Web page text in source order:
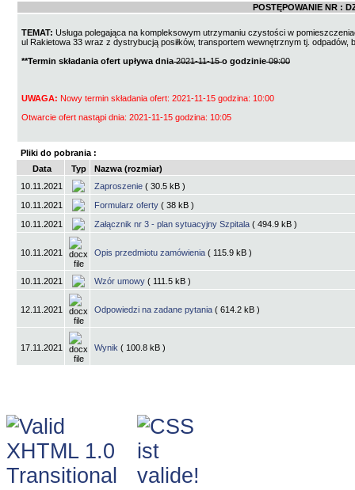
POSTĘPOWANIE NR :
TEMAT: Usługa polegająca na kompleksowym utrzymaniu czystości w
ul Rakietowa 33 wraz z dystrybucją posiłków, transportem wewnętrznym tj. odpadów,
**Termin składania ofert upływa dnia2021-11-15o godzinie09:00
UWAGA: Nowy termin składania ofert: 2021-11-15 godzina: 10:00
Otwarcie ofert nastąpi dnia: 2021-11-15 godzina: 10:05
Pliki do pobrania :
Data
Typ
Nazwa (rozmiar)
10.11.2021
Zaproszenie ( 30.5 kB )
10.11.2021
Formularz oferty ( 38 kB )
10.11.2021
Załącznik nr 3 - plan sytuacyjny Szpitala ( 494.9 kB )
10.11.2021 Opis przedmiotu zamówienia ( 115.9 kB )
10.11.2021 Wzór umowy ( 111.5 kB )
12.11.2021 Odpowiedzi na zadane pytania ( 614.2 kB )
17.11.2021 Wynik ( 100.8 kB )